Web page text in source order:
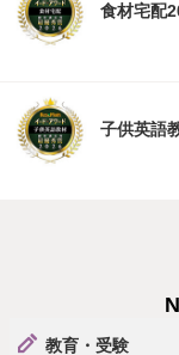
食材宅配
子供英語
教育・受験